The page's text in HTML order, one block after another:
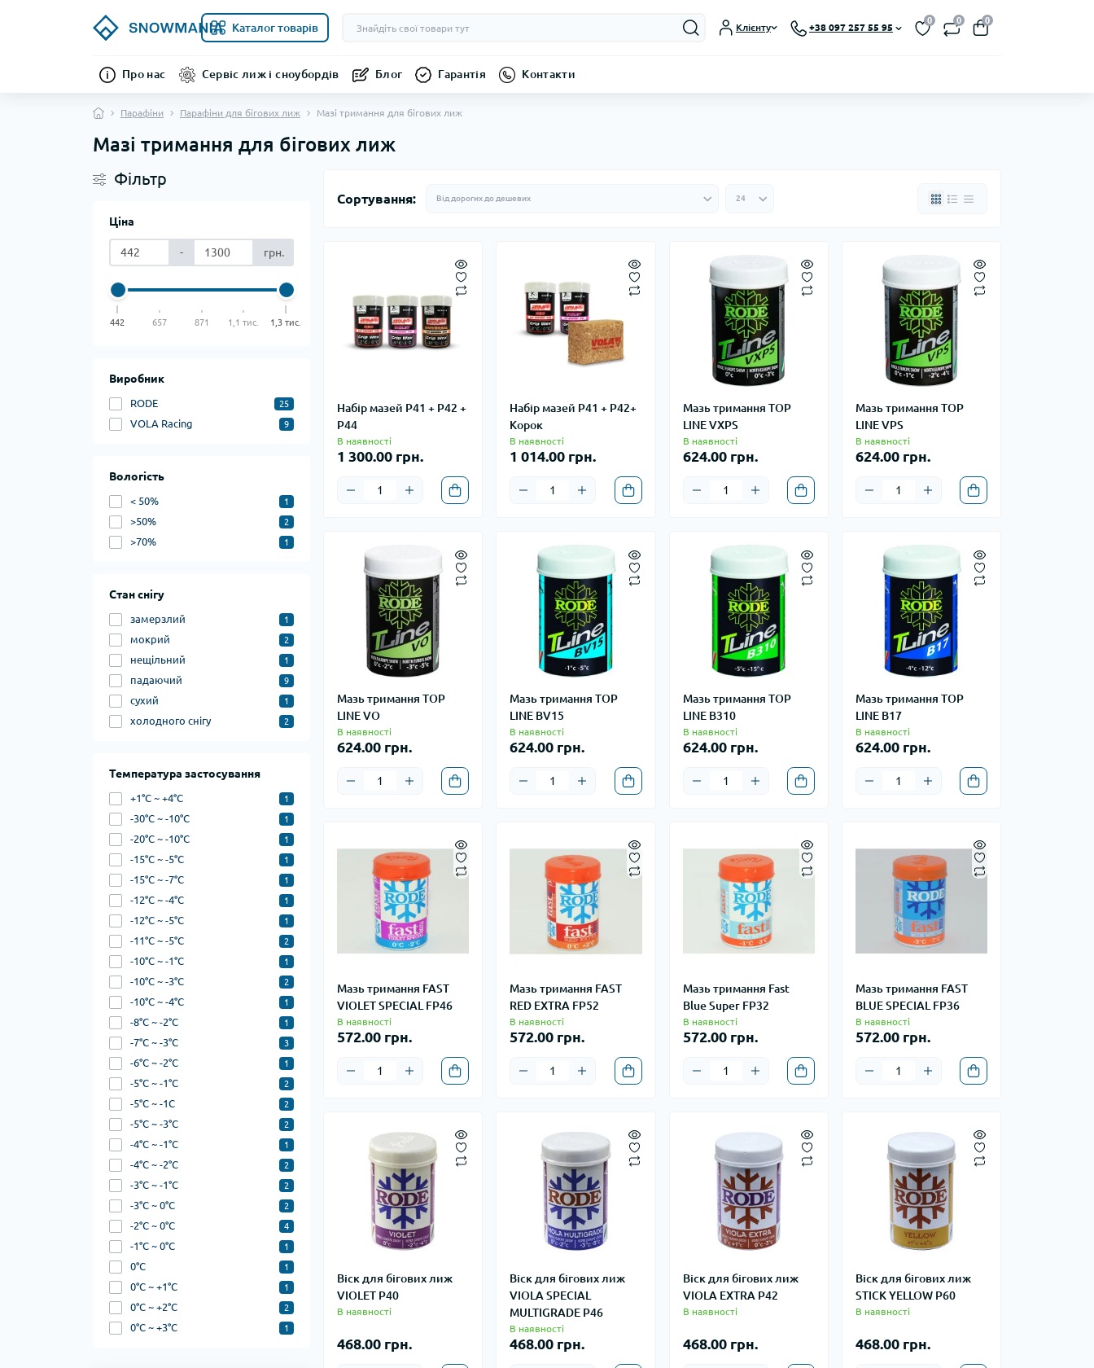
Каталог товарів Клієнту +38 097 257 55 95
0 0 0
Про нас Сервіс лиж і сноубордів Блог Гарантія Контакти
Парафіни Парафіни для бігових лиж Мазі тримання для бігових лиж
Мазі тримання для бігових лиж
Фільтр
Ціна
- грн.
442 657 871 1,1 тис. 1,3 тис.
Виробник
RODE 25
VOLA Racing 9
Вологість
< 50% 1
>50% 2
>70% 1
Стан снігу
замерзлий 1
мокрий 2
нещільний 1
падаючий 9
сухий 1
холодного снігу 2
Температура застосування
+1°C ~ +4°C 1
-30°C ~ -10°C 1
-20°C ~ -10°C 1
-15°C ~ -5°C 1
-15°C ~ -7°C 1
-12°C ~ -4°C 1
-12°C ~ -5°C 1
-11°C ~ -5°C 2
-10°C ~ -1°C 1
-10°C ~ -3°C 2
-10°C ~ -4°C 1
-8°C ~ -2°C 1
-7°C ~ -3°C 3
-6°C ~ -2°C 1
-5°C ~ -1°C 2
-5°C ~ -1C 2
-5°C ~ -3°C 2
-4°C ~ -1°C 1
-4°C ~ -2°C 2
-3°C ~ -1°C 2
-3°C ~ 0°C 2
-2°C ~ 0°C 4
-1°C ~ 0°C 1
0°C 1
0°C ~ +1°C 1
0°C ~ +2°C 2
0°C ~ +3°C 1
Сортування:
Набір мазей P41 + P42 +
P44
В наявності
1 300.00 грн.
Набір мазей P41 + P42+
Корок
В наявності
1 014.00 грн.
Мазь тримання TOP
LINE VXPS
В наявності
624.00 грн.
Мазь тримання TOP
LINE VPS
В наявності
624.00 грн.
Мазь тримання TOP
LINE VO
В наявності
624.00 грн.
Мазь тримання TOP
LINE BV15
В наявності
624.00 грн.
Мазь тримання TOP
LINE B310
В наявності
624.00 грн.
Мазь тримання TOP
LINE B17
В наявності
624.00 грн.
Мазь тримання FAST
VIOLET SPECIAL FP46
В наявності
572.00 грн.
Мазь тримання FAST
RED EXTRA FP52
В наявності
572.00 грн.
Мазь тримання Fast
Blue Super FP32
В наявності
572.00 грн.
Мазь тримання FAST
BLUE SPECIAL FP36
В наявності
572.00 грн.
Віск для бігових лиж
VIOLET P40
В наявності
468.00 грн.
Віск для бігових лиж
VIOLA SPECIAL
MULTIGRADE P46
В наявності
468.00 грн.
Віск для бігових лиж
VIOLA EXTRA P42
В наявності
468.00 грн.
Віск для бігових лиж
STICK YELLOW P60
В наявності
468.00 грн.